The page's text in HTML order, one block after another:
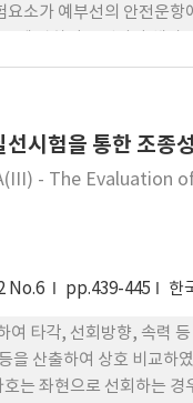
소가 예부선의 안전운
시항로를 출입하는 예부
시험을 통한 조종
- The Evaluation
No.6 pp.439-445 한
타각, 선회방향, 속력
을 산출하여 상호 비교
좌현으로 선회하는 경